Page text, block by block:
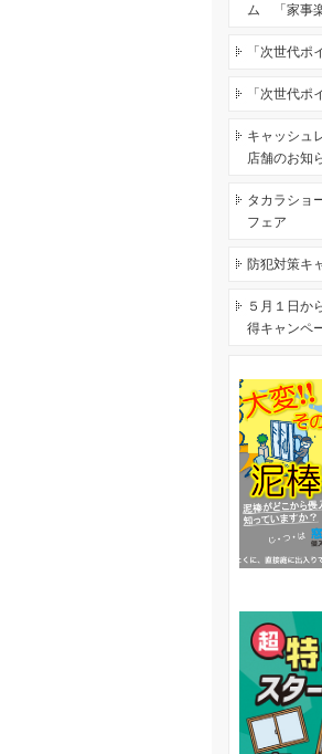
ム 「家事
「次世代ポ
「次世代
キャッシュ
店舗のお知
タカラショ
フェア
防犯対策キ
５月１日か
得キャンペ